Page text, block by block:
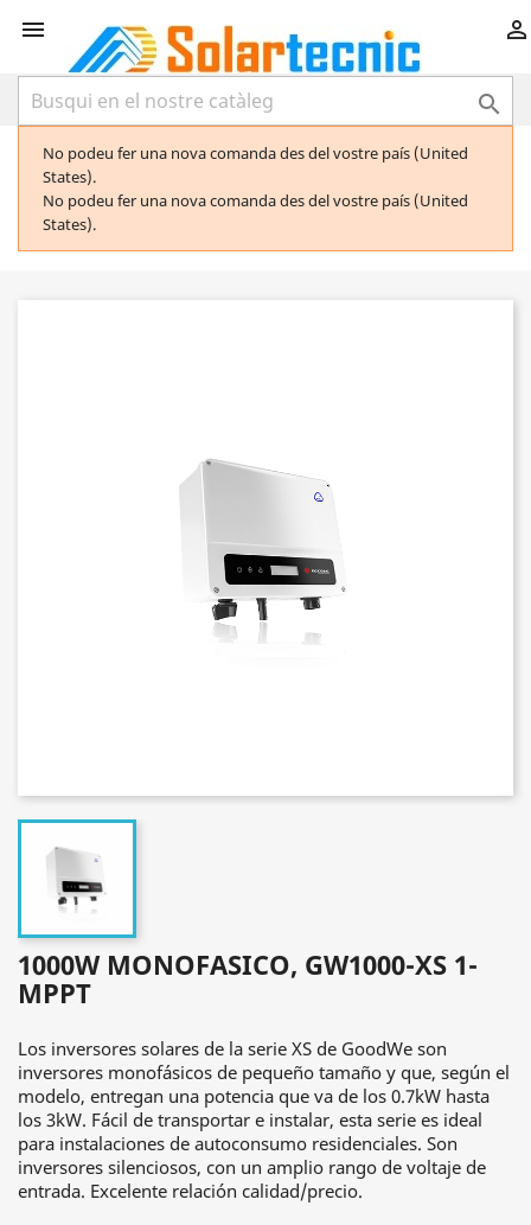
 

No podeu fer una nova comanda des del vostre país (United
States).
No podeu fer una nova comanda des del vostre país (United
States).
1000W MONOFASICO, GW1000-XS 1-
MPPT
Los inversores solares de la serie XS de GoodWe son
inversores monofásicos de pequeño tamaño y que, según el
modelo, entregan una potencia que va de los 0.7kW hasta
los 3kW. Fácil de transportar e instalar, esta serie es ideal
para instalaciones de autoconsumo residenciales. Son
inversores silenciosos, con un amplio rango de voltaje de
entrada. Excelente relación calidad/precio.